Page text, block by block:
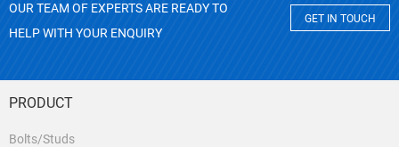
OUR TEAM OF EXPERTS ARE READY TO
HELP WITH YOUR ENQUIRY
GET IN TOUCH
PRODUCT
Bolts/Studs